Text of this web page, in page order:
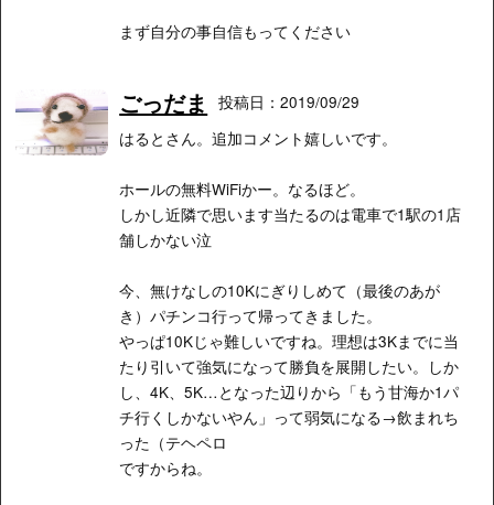
まず自分の事自信もってください
ごっだま
投稿日：2019/09/29
はるとさん。追加コメント嬉しいです。
ホールの無料WiFiかー。なるほど。
しかし近隣で思います当たるのは電車で1駅の1店
舗しかない泣
今、無けなしの10Kにぎりしめて（最後のあが
き）パチンコ行って帰ってきました。
やっぱ10Kじゃ難しいですね。理想は3Kまでに当
たり引いて強気になって勝負を展開したい。しか
し、4K、5K…となった辺りから「もう甘海か1パ
チ行くしかないやん」って弱気になる→飲まれち
った（テヘペロ
ですからね。